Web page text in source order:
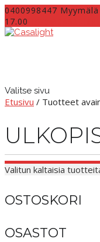
0400998447
17.00
Valitse sivu
Etusivu / Tuotteet
Valitun kaltaisia
OSTOSKORI
OSASTOT